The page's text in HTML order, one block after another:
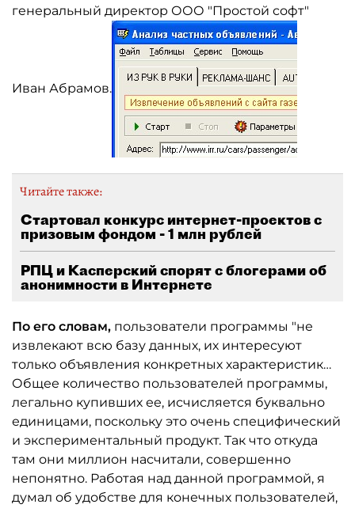
генеральный директор ООО "Простой софт"
Иван Абрамов.
Читайте также:
Стартовал конкурс интернет-проектов с
призовым фондом - 1 млн рублей
РПЦ и Касперский спорят с блогерами об
анонимности в Интернете
По его словам, пользователи программы "не
извлекают всю базу данных, их интересуют
только объявления конкретных характеристик…
Общее количество пользователей программы,
легально купивших ее, исчисляется буквально
единицами, поскольку это очень специфический
и экспериментальный продукт. Так что откуда
там они миллион насчитали, совершенно
непонятно. Работая над данной программой, я
думал об удобстве для конечных пользователей,